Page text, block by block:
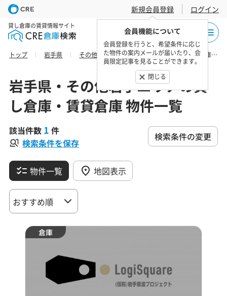
新規会員登録
会員機能について
会員登録を行うと、希望条件に応じ
た物件の案内メールが届いたり、会
員限定記事を見ることができます。
閉じる
ログイン
貸し倉庫の賃貸情報サイト
トップ 岩手県 その他岩手エリア 紫波郡紫波町の貸し倉庫・賃貸倉庫 物件一覧
岩手県・その他岩手エリアの貸
し倉庫・賃貸倉庫 物件一覧
該当件数 1 件
検索条件を保存
検索条件の変更
物件一覧 地図表示
倉庫